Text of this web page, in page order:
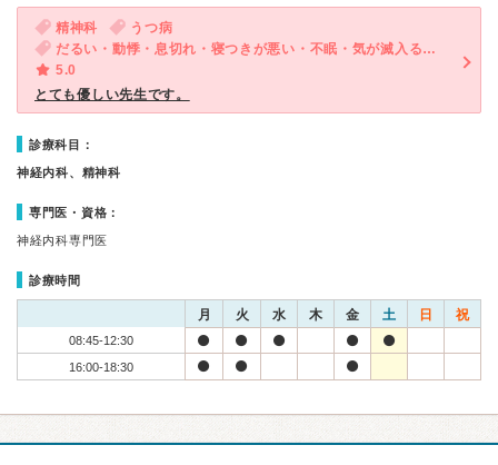
精神科
うつ病
だるい・動悸・息切れ・寝つきが悪い・不眠・気が滅入る・不安
5.0
とても優しい先生です。
診療科目：
神経内科、精神科
専門医・資格：
神経内科専門医
診療時間
月 火 水 木 金 土 日 祝
08:45-12:30
16:00-18:30